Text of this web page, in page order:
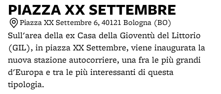
PIAZZA XX SETTEMBRE
Piazza XX Settembre 6, 40121 Bologna (BO)
Sull'area della ex Casa della Gioventù del Littorio
(GIL), in piazza XX Settembre, viene inaugurata la
nuova stazione autocorriere, una fra le più grandi
d'Europa e tra le più interessanti di questa
tipologia.